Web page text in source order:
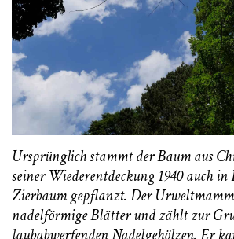
Ursprünglich stammt der Baum aus
seiner Wiederentdeckung 1940 auch in
Zierbaum gepflanzt. Der
nadelförmige Blätter und zählt zur
laubabwerfenden Nadelgehölzen. Er